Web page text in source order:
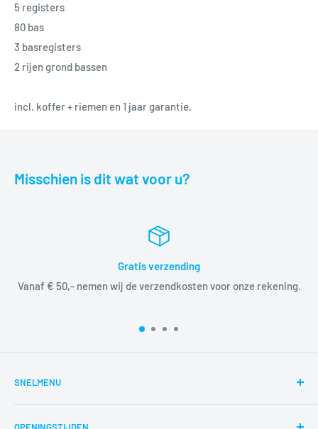
5 registers
80 bas
3 basregisters
2 rijen grond bassen
incl. koffer + riemen en 1 jaar garantie.
Misschien is dit wat voor u?
Gratis verzending
Vanaf € 50,- nemen wij de verzendkosten voor onze rekening.
SNELMENU